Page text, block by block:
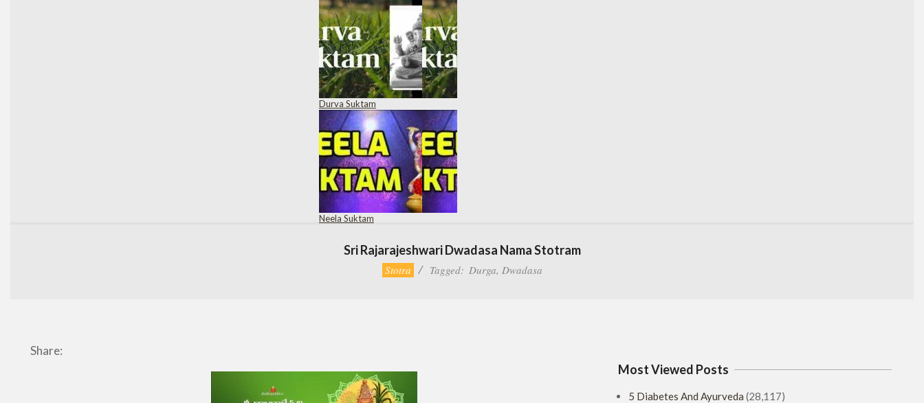
Durva Suktam
Neela Suktam
Sri Rajarajeshwari Dwadasa Nama Stotram
Stotra Tagged: Durga, Dwadasa
Share:
Most Viewed Posts
5 Diabetes And Ayurveda (28,117)